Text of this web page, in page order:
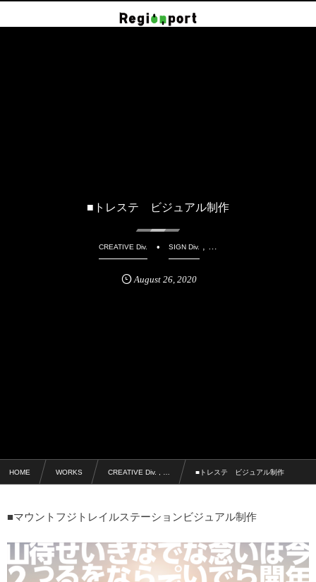
■トレステ ビジュアル制作
CREATIVE Div. SIGN Div.
August 26 ,2020
HOME WORKS CREATIVE Div. , … ■トレステ ビジュアル制作
■マウントフジトレイルステーションビジュアル制作